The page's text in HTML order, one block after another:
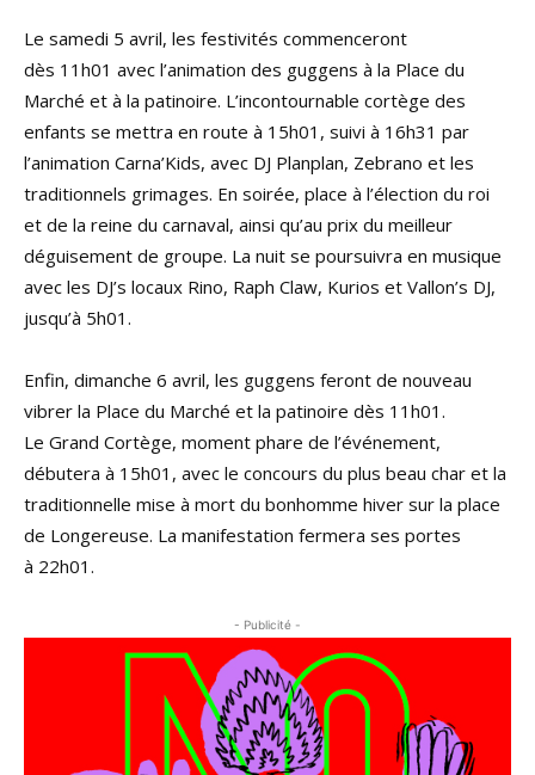
Le samedi 5 avril, les festivités commenceront
dès 11h01 avec l’animation des guggens à la Place du
Marché et à la patinoire. L’incontournable cortège des
enfants se mettra en route à 15h01, suivi à 16h31 par
l’animation Carna’Kids, avec DJ Planplan, Zebrano et les
traditionnels grimages. En soirée, place à l’élection du roi
et de la reine du carnaval, ainsi qu’au prix du meilleur
déguisement de groupe. La nuit se poursuivra en musique
avec les DJ’s locaux Rino, Raph Claw, Kurios et Vallon’s DJ,
jusqu’à 5h01.
Enfin, dimanche 6 avril, les guggens feront de nouveau
vibrer la Place du Marché et la patinoire dès 11h01.
Le Grand Cortège, moment phare de l’événement,
débutera à 15h01, avec le concours du plus beau char et la
traditionnelle mise à mort du bonhomme hiver sur la place
de Longereuse. La manifestation fermera ses portes
à 22h01.
- Publicité -